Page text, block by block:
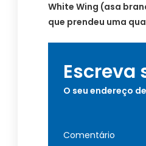
White Wing (asa
que prendeu uma
Escreva
O seu endereço
Comentário